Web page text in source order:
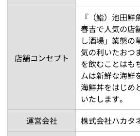
店舗コンセプト
『（鮨）池田
春吉で人気の店
し酒場」業態の
気の利いたおつ
を飲むことはも
ムは新鮮な海鮮
海鮮丼をはじめ
いたします。
運営会社
株式会社ハカタ